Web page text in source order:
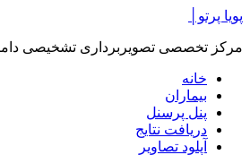
پرش
محتوا
پویا پرتو│
مرکز تخصصی تصویربرداری تشخیصی
خانه
بیماران
پنل پرسنل
دریافت نتایج
آپلود تصاویر